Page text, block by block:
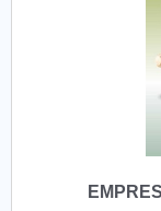
informações
patrimônio,
possibilita uma
facilitando o
destaca no
pela capacidade
produção de